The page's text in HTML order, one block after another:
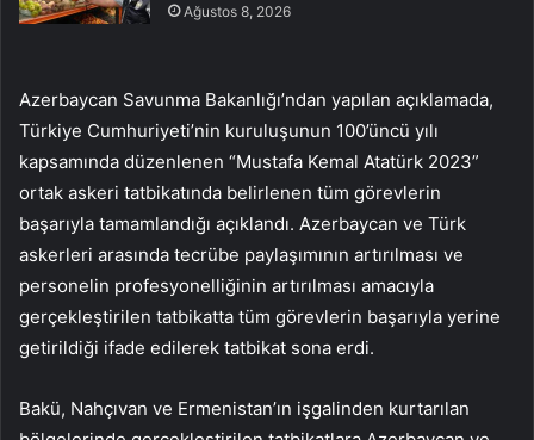
Ağustos 8, 2026
Azerbaycan Savunma Bakanlığı’ndan yapılan açıklamada,
Türkiye Cumhuriyeti’nin kuruluşunun 100’üncü yılı
kapsamında düzenlenen “Mustafa Kemal Atatürk 2023”
ortak askeri tatbikatında belirlenen tüm görevlerin
başarıyla tamamlandığı açıklandı. Azerbaycan ve Türk
askerleri arasında tecrübe paylaşımının artırılması ve
personelin profesyonelliğinin artırılması amacıyla
gerçekleştirilen tatbikatta tüm görevlerin başarıyla yerine
getirildiği ifade edilerek tatbikat sona erdi.
Bakü, Nahçıvan ve Ermenistan’ın işgalinden kurtarılan